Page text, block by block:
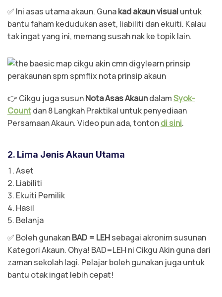
✅ Ini asas utama akaun. Gunakad akaun visualuntuk
bantu faham kedudukan aset, liabiliti dan ekuiti. Kalau
tak ingat yang ini, memang susah nak ke topik lain.
👉 Cikgu juga susunNota Asas AkaundalamSyok-
Countdan 8 Langkah Praktikal untuk penyediaan
Persamaan Akaun. Video pun ada, tontondi sini.
2. Lima Jenis Akaun Utama
Aset
Liabiliti
Ekuiti Pemilik
Hasil
Belanja
✅ Boleh gunakanBAD = LEHsebagai akronim susunan
Kategori Akaun. Ohya! BAD=LEH ni Cikgu Akin guna dari
zaman sekolah lagi. Pelajar boleh gunakan juga untuk
bantu otak ingat lebih cepat!